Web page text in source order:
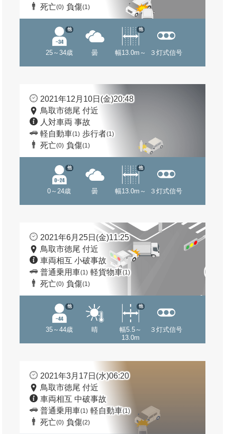
死亡(0) 負傷(1)
25～34歳
他
曇 幅13.0m～
他
３灯式信号
2021年12月10日(金)20:48
鳥取市徳尾 付近
人対車両 事故
軽自動車(1) 歩行者(1)
死亡(0) 負傷(1)
0～24歳
他
曇 幅13.0m～
他
３灯式信号
2021年6月25日(金)11:25
鳥取市徳尾 付近
車両相互 小破事故
普通乗用車(1) 軽貨物車(1)
死亡(0) 負傷(1)
35～44歳
他
晴
幅5.5～
13.0m
他
３灯式信号
2021年3月17日(水)06:20
鳥取市徳尾 付近
車両相互 中破事故
普通乗用車(1) 軽自動車(1)
死亡(0) 負傷(2)